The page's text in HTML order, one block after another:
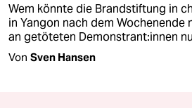
Wem könnte die Brandstiftung in
in Yangon nach dem Wochenende
an getöteten De­mons­tran­t:in­nen
Von Sven Hansen